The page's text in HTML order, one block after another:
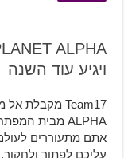
ויגיע עוד השנה
אתם מתעוררים